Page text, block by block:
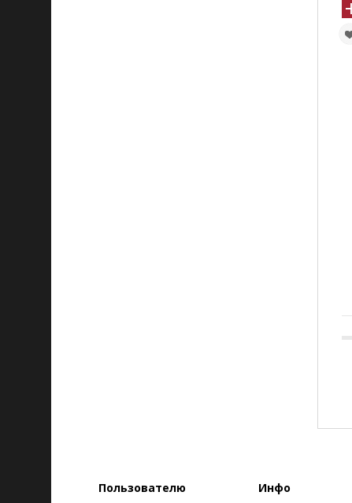
Пользователю Инфо